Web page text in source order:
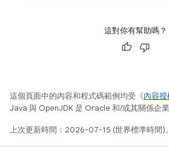
這對你有幫助嗎？
這個頁面中的內容和程式碼範例均受《內容授
Java 與 OpenJDK 是 Oracle 和/或其關係企業
上次更新時間：2026-07-15 (世界標準時間)。